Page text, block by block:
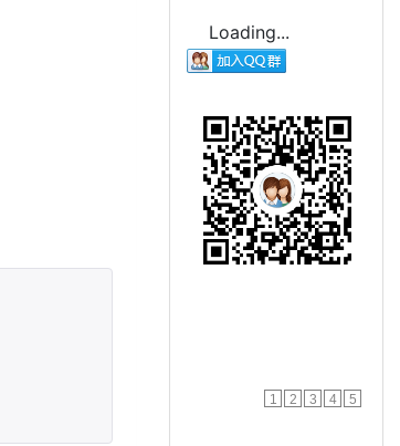
Loading...
1 2 3 4 5